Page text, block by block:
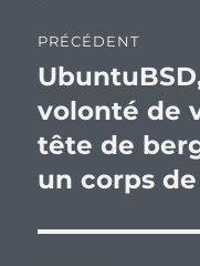
de
l’article
PRÉCÉDENT
Publication
précédente :
volonté de
tête de
un corps